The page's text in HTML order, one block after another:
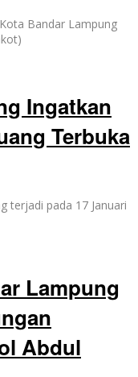
Bandar Lampung
Ingatkan
Terbuka
terjadi pada 17 Januari
Lampung
Abdul